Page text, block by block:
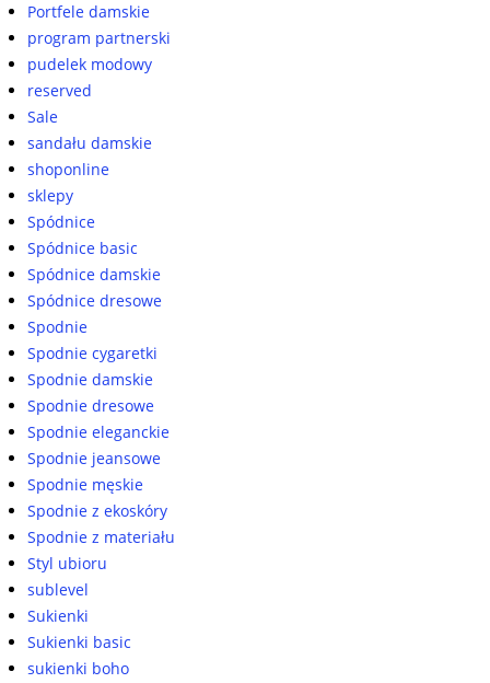
Portfele damskie
program partnerski
pudelek modowy
reserved
Sale
sandału damskie
shoponline
sklepy
Spódnice
Spódnice basic
Spódnice damskie
Spódnice dresowe
Spodnie
Spodnie cygaretki
Spodnie damskie
Spodnie dresowe
Spodnie eleganckie
Spodnie jeansowe
Spodnie męskie
Spodnie z ekoskóry
Spodnie z materiału
Styl ubioru
sublevel
Sukienki
Sukienki basic
sukienki boho